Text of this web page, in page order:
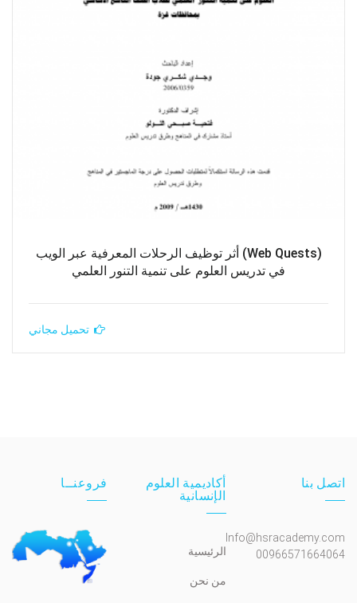
(Web Quests) أثر توظيف الرحلات المعرفية عبر الويب
في تدريس العلوم على تنمية التنور العلمي
تحميل مجاني
اتصل بنا
Info@hsracademy.com
00966571664064
أكاديمية العلوم
الإنسانية
الرئيسية
من نحن
فروعنــا